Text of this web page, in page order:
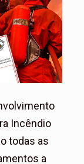
Incêndio
todas as
a